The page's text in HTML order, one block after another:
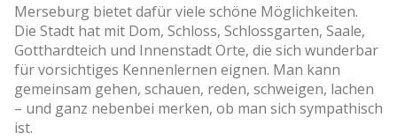
Merseburg bietet dafür viele schöne Möglichkeiten.
Die Stadt hat mit Dom, Schloss, Schlossgarten, Saale,
Gotthardteich und Innenstadt Orte, die sich wunderbar
für vorsichtiges Kennenlernen eignen. Man kann
gemeinsam gehen, schauen, reden, schweigen, lachen
– und ganz nebenbei merken, ob man sich sympathisch
ist.